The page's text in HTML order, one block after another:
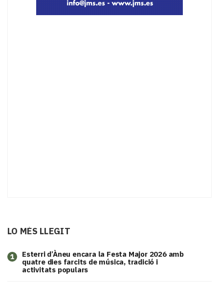
LO MÉS LLEGIT
1
Esterri d’Àneu encara la Festa Major 2026 amb
quatre dies farcits de música, tradició i
activitats populars